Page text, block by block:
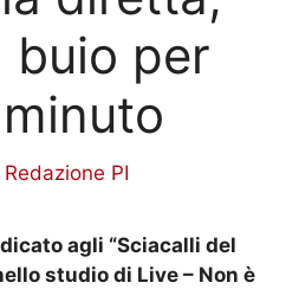
buio per
Redazione PI
agli “Sciacalli del
studio di Live – Non è